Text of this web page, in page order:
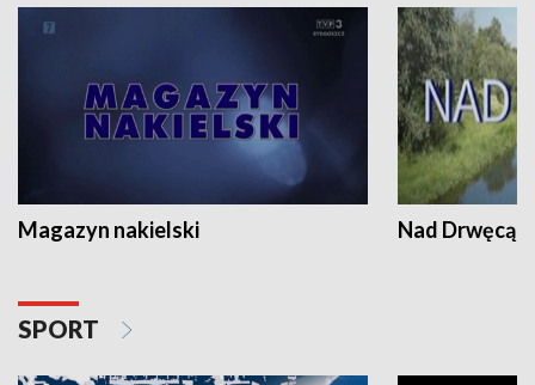
Magazyn nakielski Nad Drwęcą
SPORT